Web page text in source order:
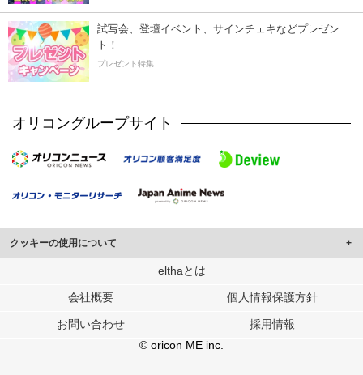
試写会、登壇イベント、サインチェキなどプレゼン
ト！
プレゼント特集
オリコングループサイト
クッキーの使用について
このサイトでは Cookie を使用して、ユーザーに合わせたコンテンツや広告の
行っています。
メディアや広告配信、データ解析の各パートナーに提供しています。
ユーザーが各パートナーのサービスを使用したときに収集した他の情報を組み
elthaとは
会社概要 個人情報保護方針
お問い合わせ
採用情報
© oricon ME inc.